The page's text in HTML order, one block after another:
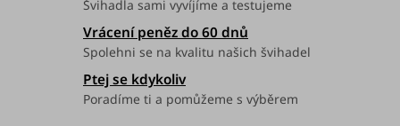
Švihadla sami vyvíjíme a testujeme
Vrácení peněz do 60 dnů
Spolehni se na kvalitu našich švihadel
Ptej se kdykoliv
Poradíme ti a pomůžeme s výběrem